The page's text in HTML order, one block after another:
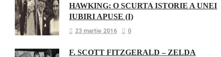
HAWKING: O SCURTA ISTORIE A UNEI
IUBIRI APUSE (I)
23 martie 2016 0
F. SCOTT FITZGERALD – ZELDA